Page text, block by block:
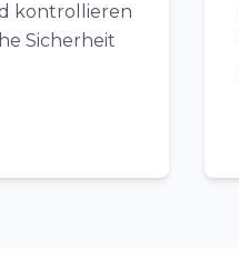
kontrollieren
Sicherheit